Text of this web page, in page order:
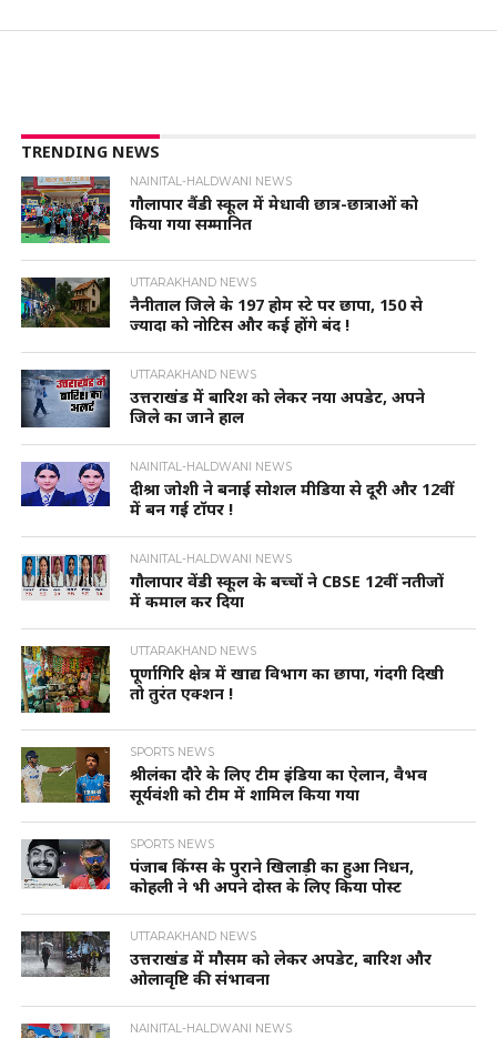
TRENDING NEWS
NAINITAL-HALDWANI NEWS
गौलापार वैंडी स्कूल में मेधावी छात्र-छात्राओं को
किया गया सम्मानित
UTTARAKHAND NEWS
नैनीताल जिले के 197 होम स्टे पर छापा, 150 से
ज्यादा को नोटिस और कई होंगे बंद !
UTTARAKHAND NEWS
उत्तराखंड में बारिश को लेकर नया अपडेट, अपने
जिले का जाने हाल
NAINITAL-HALDWANI NEWS
दीश्रा जोशी ने बनाई सोशल मीडिया से दूरी और 12वीं
में बन गई टॉपर !
NAINITAL-HALDWANI NEWS
गौलापार वेंडी स्कूल के बच्चों ने CBSE 12वीं नतीजों
में कमाल कर दिया
UTTARAKHAND NEWS
पूर्णागिरि क्षेत्र में खाद्य विभाग का छापा, गंदगी दिखी
तो तुरंत एक्शन !
SPORTS NEWS
श्रीलंका दौरे के लिए टीम इंडिया का ऐलान, वैभव
सूर्यवंशी को टीम में शामिल किया गया
SPORTS NEWS
पंजाब किंग्स के पुराने खिलाड़ी का हुआ निधन,
कोहली ने भी अपने दोस्त के लिए किया पोस्ट
UTTARAKHAND NEWS
उत्तराखंड में मौसम को लेकर अपडेट, बारिश और
ओलावृष्टि की संभावना
NAINITAL-HALDWANI NEWS